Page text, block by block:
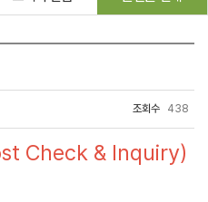
조회수 438
Check & Inquiry)